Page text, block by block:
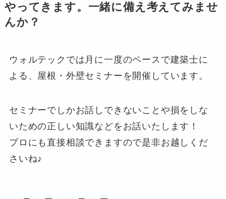
やってきます。一緒に備え考えてみませ
んか？
ウォルテックでは月に一度のペースで建築士に
よる、屋根・外壁セミナーを開催しています。
セミナーでしかお話しできないことや損をしな
いための正しい知識などをお話いたします！
プロにも直接相談できますので是非お越しくだ
さいね♪